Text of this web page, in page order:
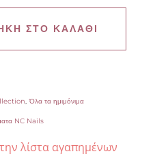
ΣΤΟ ΚΑΛΆΘΙ
,Όλα τα ημιμόνιμα
NC Nails
λίστα αγαπημένων